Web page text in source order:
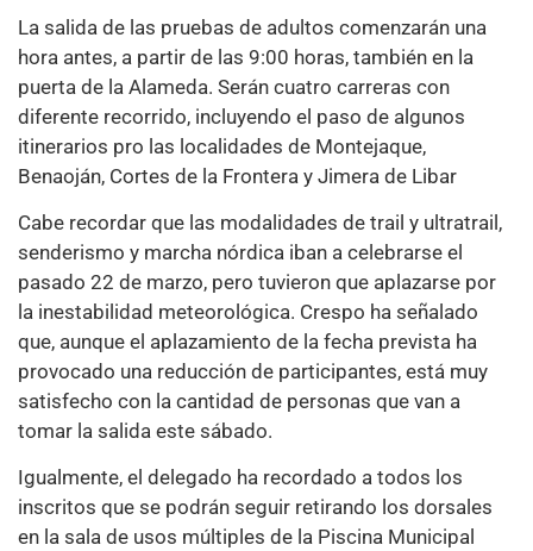
La salida de las pruebas de adultos comenzarán una
hora antes, a partir de las 9:00 horas, también en la
puerta de la Alameda. Serán cuatro carreras con
diferente recorrido, incluyendo el paso de algunos
itinerarios pro las localidades de Montejaque,
Benaoján, Cortes de la Frontera y Jimera de Libar
Cabe recordar que las modalidades de trail y ultratrail,
senderismo y marcha nórdica iban a celebrarse el
pasado 22 de marzo, pero tuvieron que aplazarse por
la inestabilidad meteorológica. Crespo ha señalado
que, aunque el aplazamiento de la fecha prevista ha
provocado una reducción de participantes, está muy
satisfecho con la cantidad de personas que van a
tomar la salida este sábado.
Igualmente, el delegado ha recordado a todos los
inscritos que se podrán seguir retirando los dorsales
en la sala de usos múltiples de la Piscina Municipal